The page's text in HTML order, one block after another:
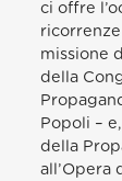
ci offre
missione
della
Popoli –
della
all’Opera